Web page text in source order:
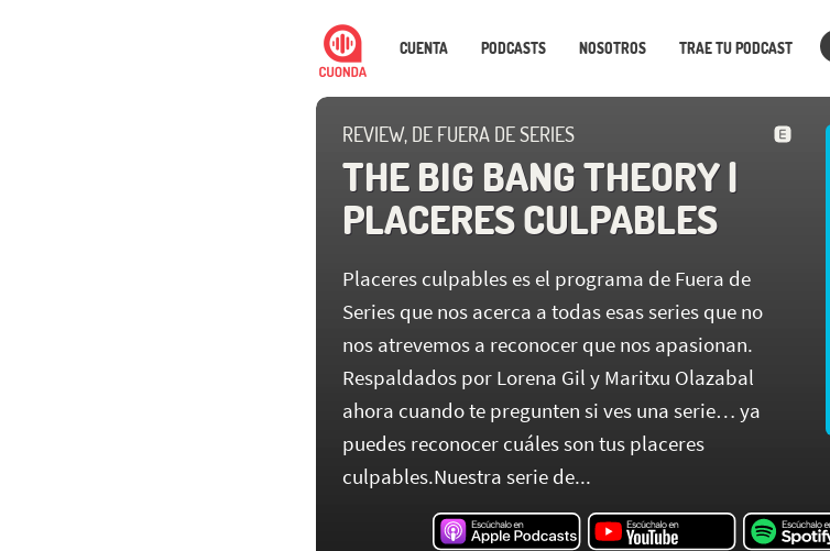
CUENTA PODCASTS NOSOTROS TRAE TU PODCAST
REVIEW, DE FUERA DE SERIES
THE BIG BANG THEORY |
PLACERES CULPABLES
Placeres culpables es el programa de Fuera de
Series que nos acerca a todas esas series que no
nos atrevemos a reconocer que nos apasionan.
Respaldados por Lorena Gil y Maritxu Olazabal
ahora cuando te pregunten si ves una serie… ya
puedes reconocer cuáles son tus placeres
culpables.Nuestra serie de...